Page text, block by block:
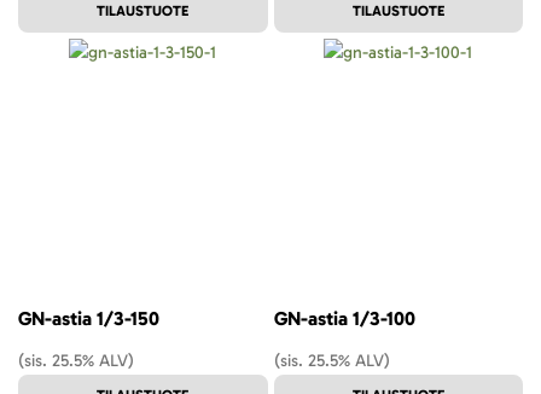
TILAUSTUOTE TILAUSTUOTE
GN-astia 1/3-150
(sis. 25.5% ALV)
GN-astia 1/3-100
(sis. 25.5% ALV)